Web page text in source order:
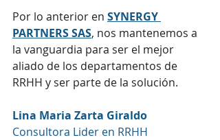
Por lo anterior en SYNERGY
PARTNERS SAS, nos mantenemos a
la vanguardia para ser el mejor
aliado de los departamentos de
RRHH y ser parte de la solución.
Lina Maria Zarta Giraldo
Consultora Lider en RRHH